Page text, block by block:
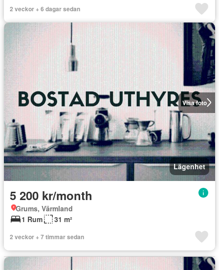
2 veckor + 6 dagar sedan
Visa foto
Lägenhet
5 200 kr/month
Grums, Värmland
1 Rum
31 m²
2 veckor + 7 timmar sedan